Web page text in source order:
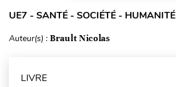
UE7 - SANTÉ - SOCIÉTÉ - HUMANITÉ
Auteur(s) : Brault Nicolas
LIVRE